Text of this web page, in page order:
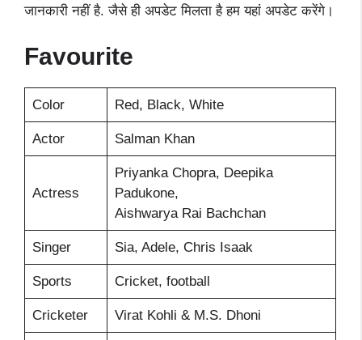
जानकारी नहीं है. जैसे ही अपडेट मिलता है हम यहां अपडेट करेंगे।
Favourite
Color Red, Black, White
Actor Salman Khan
Actress
Priyanka Chopra, Deepika
Padukone,
Aishwarya Rai Bachchan
Singer Sia, Adele, Chris Isaak
Sports Cricket, football
Cricketer Virat Kohli & M.S. Dhoni